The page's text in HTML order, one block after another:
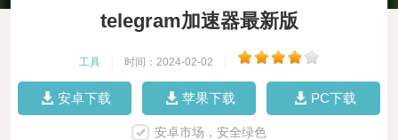
telegram加速器最新版
工具 时间：2024-02-02
安卓下载 苹果下载 PC下载
安卓市场，安全绿色